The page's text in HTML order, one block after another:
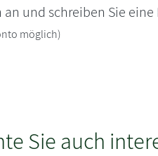
an und schreiben Sie eine
möglich)
Sie auch